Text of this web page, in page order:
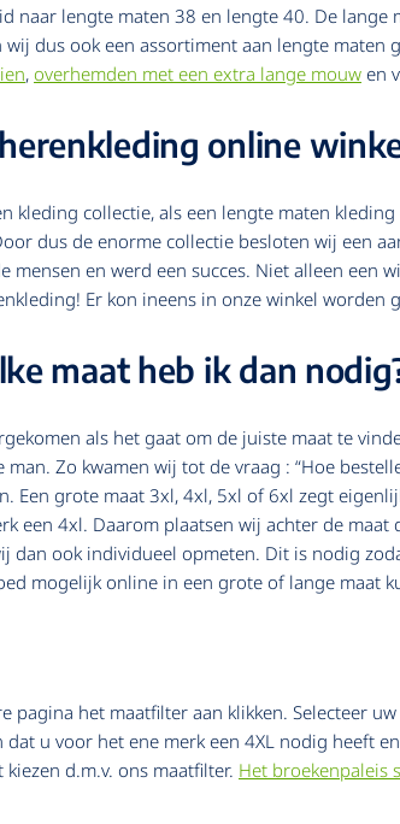
naar lengte maten 38 en lengte 40. De lange
dus ook een assortiment aan lengte maten
, overhemden met een extra lange mouw en
online
kleding collectie, als een lengte maten
dus de enorme collectie besloten wij een
mensen en werd een succes. Niet alleen een
Er kon ineens in onze winkel worden
maat heb ik dan
als het gaat om de juiste maat te
Zo kwamen wij tot de vraag : “Hoe
Een grote maat 3xl, 4xl, 5xl of 6xl zegt
een 4xl. Daarom plaatsen wij achter de
dan ook individueel opmeten. Dit is nodig
mogelijk online in een grote of lange maat
pagina het maatfilter aan klikken. Selecteer
u voor het ene merk een 4XL nodig heeft
d.m.v. ons maatfilter. Het broekenpaleis